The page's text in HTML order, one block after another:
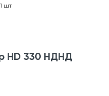
1 шт
HD 330 НДНД